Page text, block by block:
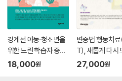
경계선 아동·청소년을
위한 느린 학습자 증거
기반 훈련 프로그램
18,000원
변증법 행동치
T), 새롭게 다시
27,000원